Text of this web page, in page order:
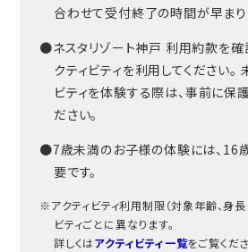
合わせて受付終了の時間が早まり
●ネスタリゾート神戸 利用約款を確
クティビティを利用してください。
ビティを体験する際は、事前に保
ださい。
●7歳未満のお子様の体験には、16
要です。
※アクティビティ利用制限（対象年齢、身長
ビティごとに異なります。
詳しくはアクティビティ一覧をご覧くださ